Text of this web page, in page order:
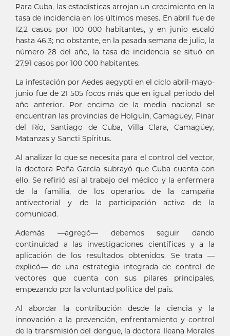
Para Cuba, las estadísticas arrojan un crecimiento en la
tasa de incidencia en los últimos meses. En abril fue de
12,2 casos por 100 000 habitantes, y en junio escaló
hasta 46,3; no obstante, en la pasada semana de julio, la
número 28 del año, la tasa de incidencia se situó en
27,91 casos por 100 000 habitantes.
La infestación por Aedes aegypti en el ciclo abril-mayo-
junio fue de 21 505 focos más que en igual periodo del
año anterior. Por encima de la media nacional se
encuentran las provincias de Holguín, Camagüey, Pinar
del Río, Santiago de Cuba, Villa Clara, Camagüey,
Matanzas y Sancti Spíritus.
Al analizar lo que se necesita para el control del vector,
la doctora Peña García subrayó que Cuba cuenta con
ello. Se refirió así al trabajo del médico y la enfermera
de la familia, de los operarios de la campaña
antivectorial y de la participación activa de la
comunidad.
Además —agregó— debemos seguir dando
continuidad a las investigaciones científicas y a la
aplicación de los resultados obtenidos. Se trata —
explicó— de una estrategia integrada de control de
vectores que cuenta con sus pilares principales,
empezando por la voluntad política del país.
Al abordar la contribución desde la ciencia y la
innovación a la prevención, enfrentamiento y control
de la transmisión del dengue, la doctora Ileana Morales